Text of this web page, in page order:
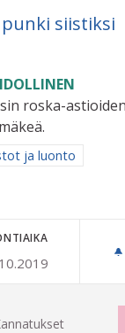
HÄVITTÄMINEN
siistiksi
roska-
tulokset aihepiirin
ja luonto